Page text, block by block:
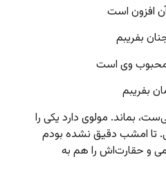
افزون است
بفریبم
محبوب وی است
بفریبم
بماند. مولوی دارد یکی را
تا امشب دقیق نشده بودم
و حقارت‌اش را هم به